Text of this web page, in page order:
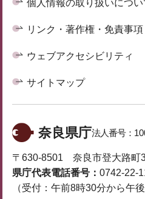
個人情報の取り扱いについ
リンク・著作権・免責事項
ウェブアクセシビリティ
サイトマップ
奈良県庁法人番号：
〒630-8501 奈良市登大路町
県庁代表電話番号： 0742-22-
（受付：午前8時30分から午